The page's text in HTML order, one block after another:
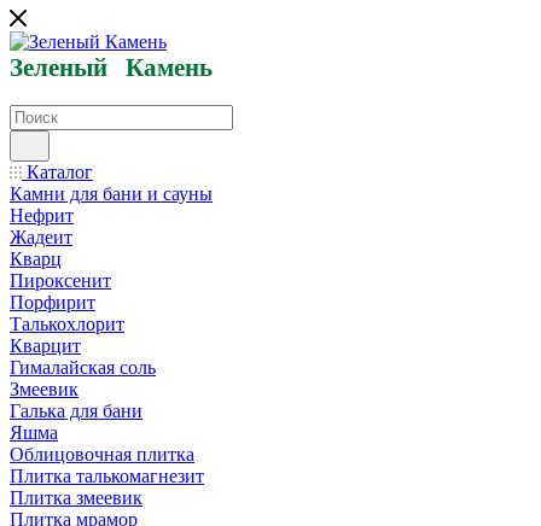
Зеленый Камень
Каталог
Камни для бани и сауны
Нефрит
Жадеит
Кварц
Пироксенит
Порфирит
Талькохлорит
Кварцит
Гималайская соль
Змеевик
Галька для бани
Яшма
Облицовочная плитка
Плитка талькомагнезит
Плитка змеевик
Плитка мрамор